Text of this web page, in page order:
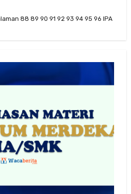
88 89 90 91 92 93 94 95 96 IPA